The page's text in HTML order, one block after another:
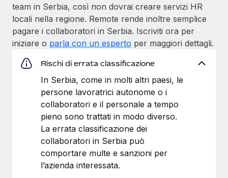
team in Serbia, così non dovrai creare servizi HR
locali nella regione. Remote rende inoltre semplice
pagare i collaboratori in Serbia. Iscriviti ora per
iniziare o parla con un esperto per maggiori dettagli.
Rischi di errata classificazione
In Serbia, come in molti altri paesi, le
persone lavoratrici autonome o i
collaboratori e il personale a tempo
pieno sono trattati in modo diverso.
La errata classificazione dei
collaboratori in Serbia può
comportare multe e sanzioni per
l’azienda interessata.